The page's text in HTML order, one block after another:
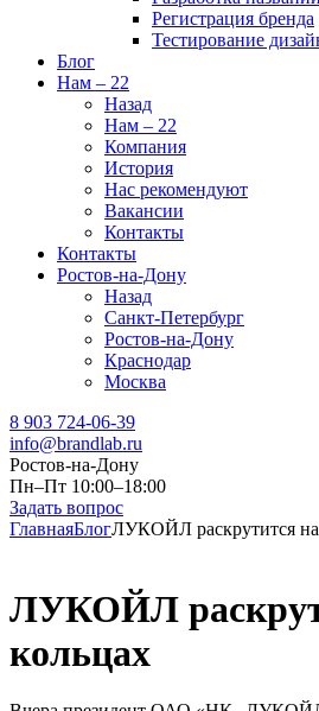
Регистрация бренда
Тестирование
Блог
Нам – 22
Назад
Нам – 22
Компания
История
Нас рекомендуют
Вакансии
Контакты
Контакты
Ростов-на-Дону
Назад
Санкт-Петербург
Ростов-на-Дону
Краснодар
Москва
8 903 724-06-39
info@brandlab.ru
Ростов-на-Дону
Пн–Пт 10:00–18:00
Задать вопрос
ГлавнаяБлогЛУКОЙЛ раскрутится на
ЛУКОЙЛ
кольцах